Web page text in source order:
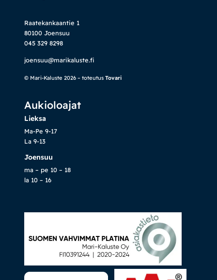
Raatekankaantie 1
80100 Joensuu
045 329 8298
joensuu@marikaluste.fi
© Mari-Kaluste 2026 – toteutus Tovari
Aukioloajat
Lieksa
Ma-Pe 9-17
La 9-13
Joensuu
ma – pe 10 – 18
la 10 – 16